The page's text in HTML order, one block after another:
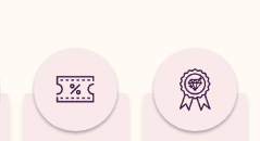
Anting Berlian Wanita